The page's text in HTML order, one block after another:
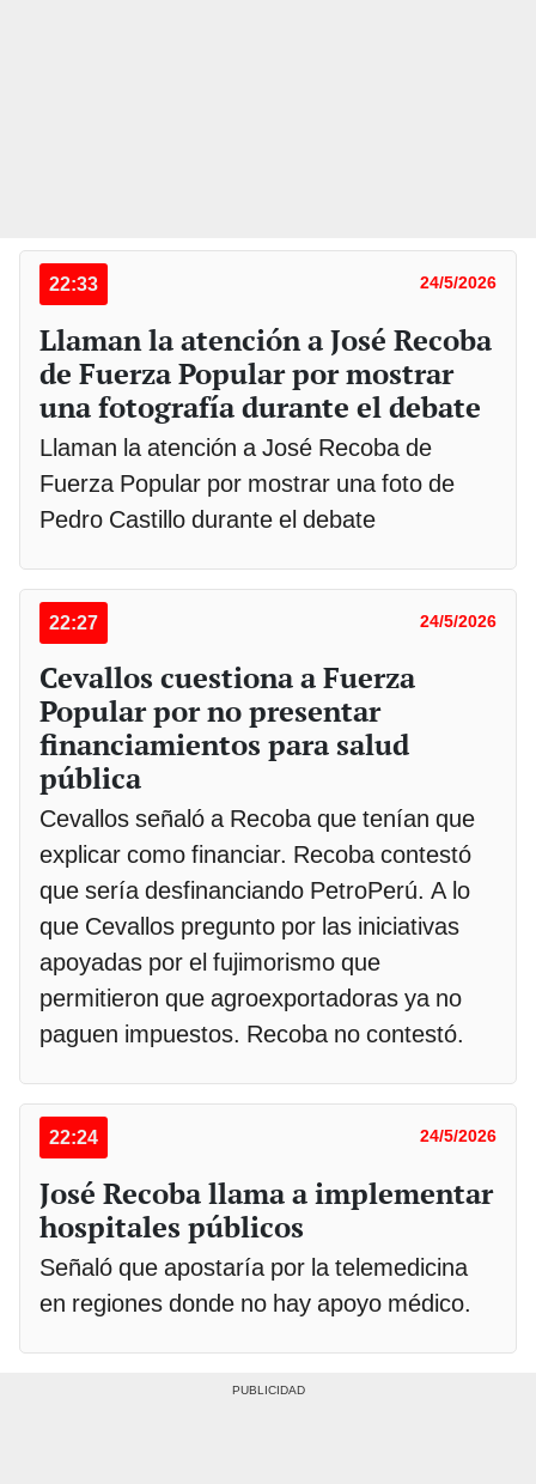
22:33 24/5/2026
Llaman la atención a José Recoba
de Fuerza Popular por mostrar
una fotografía durante el debate
Llaman la atención a José Recoba de
Fuerza Popular por mostrar una foto de
Pedro Castillo durante el debate
22:27 24/5/2026
Cevallos cuestiona a Fuerza
Popular por no presentar
financiamientos para salud
pública
Cevallos señaló a Recoba que tenían que
explicar como financiar. Recoba contestó
que sería desfinanciando PetroPerú. A lo
que Cevallos pregunto por las iniciativas
apoyadas por el fujimorismo que
permitieron que agroexportadoras ya no
paguen impuestos. Recoba no contestó.
22:24 24/5/2026
José Recoba llama a implementar
hospitales públicos
Señaló que apostaría por la telemedicina
en regiones donde no hay apoyo médico.